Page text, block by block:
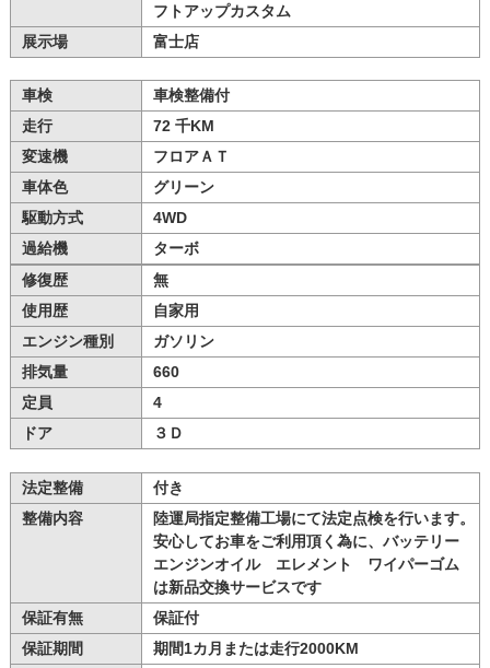
フトアップカスタム
展示場
富士店
車検
車検整備付
走行
72 千KM
変速機
フロアＡＴ
車体色
グリーン
駆動方式
4WD
過給機
ターボ
修復歴
無
使用歴
自家用
エンジン種別
ガソリン
排気量
660
定員
4
ドア
３Ｄ
法定整備
付き
整備内容
陸運局指定整備工場にて法定点検を行います。
安心してお車をご利用頂く為に、バッテリー
エンジンオイル エレメント ワイパーゴム
は新品交換サービスです
保証有無
保証付
保証期間
期間1カ月または走行2000KM